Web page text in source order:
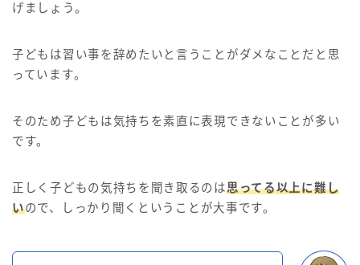
げましょう。
子どもは習い事を辞めたいと言うことがダメなことだと思
っています。
そのため子どもは気持ちを素直に表現できないことが多い
です。
正しく子どもの気持ちを聞き取るのは思ってる以上に難し
いので、しっかり聞くということが大事です。